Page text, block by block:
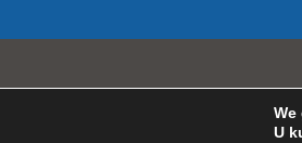
We
U